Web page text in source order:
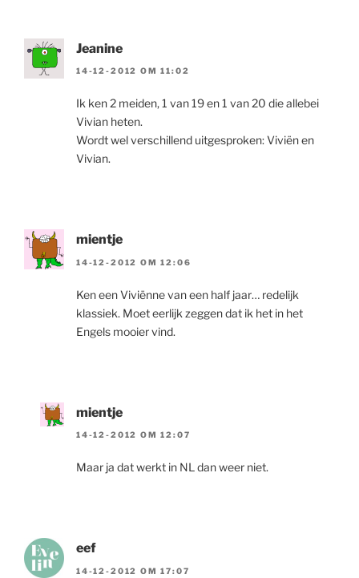
Jeanine
14-12-2012 OM 11:02
Ik ken 2 meiden, 1 van 19 en 1 van 20 die allebei
Vivian heten.
Wordt wel verschillend uitgesproken: Viviën en
Vivian.
mientje
14-12-2012 OM 12:06
Ken een Viviënne van een half jaar… redelijk
klassiek. Moet eerlijk zeggen dat ik het in het
Engels mooier vind.
mientje
14-12-2012 OM 12:07
Maar ja dat werkt in NL dan weer niet.
eef
14-12-2012 OM 17:07